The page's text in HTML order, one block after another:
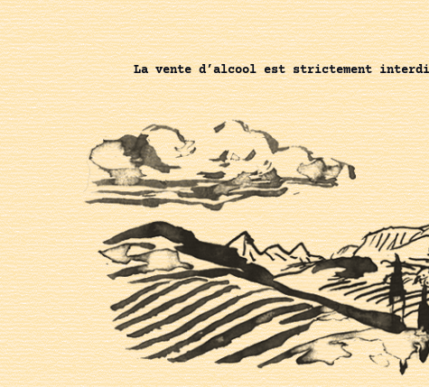
La vente d’alcool est strictement